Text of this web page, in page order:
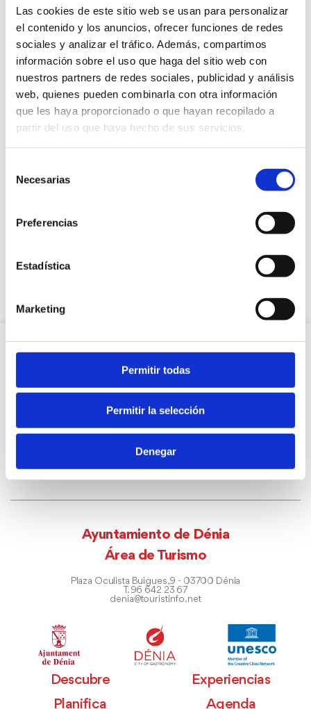
Las cookies de este sitio web se usan para personalizar
el contenido y los anuncios, ofrecer funciones de redes
sociales y analizar el tráfico. Además, compartimos
información sobre el uso que haga del sitio web con
nuestros partners de redes sociales, publicidad y análisis
web, quienes pueden combinarla con otra información
que les haya proporcionado o que hayan recopilado a
partir del uso que haya hecho de sus servicios.
Necesarias
Preferencias
Estadística
Marketing
Permitir todas
Permitir la selección
Denegar
Ayuntamiento de Dénia
Área de Turismo
Plaza Oculista Buigues, 9 - 03700 Dénia
T. 96 642 23 67
denia@touristinfo.net
Descubre
Experiencias
Planifica
Agenda